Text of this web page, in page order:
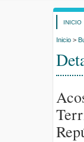
INICIO
Inicio >